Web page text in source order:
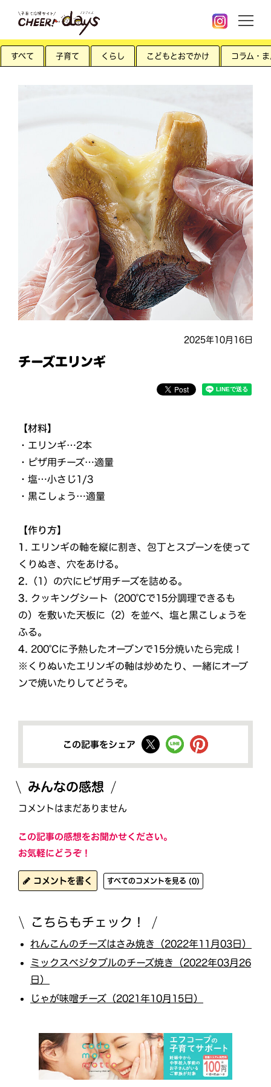
すべて 子育て くらし こどもとおでかけ コラム・
2025年10月16日
チーズエリンギ
【材料】
・エリンギ…2本
・ピザ用チーズ…適量
・塩…小さじ1/3
・黒こしょう…適量
【作り方】
1. エリンギの軸を縦に割き、包丁とスプーンを使って
くりぬき、穴をあける。
2. （1）の穴にピザ用チーズを詰める。
3. クッキングシート（200℃で15分調理できるも
の）を敷いた天板に（2）を並べ、塩と黒こしょうを
ふる。
4. 200℃に予熱したオーブンで15分焼いたら完成！
※くりぬいたエリンギの軸は炒めたり、一緒にオーブ
ンで焼いたりしてどうぞ。
この記事をシェア
みんなの感想
コメントはまだありません
この記事の感想をお聞かせください。
お気軽にどうぞ！
コメントを書く すべてのコメントを見る (0)
こちらもチェック！
れんこんのチーズはさみ焼き（2022年11月03日）
ミックスベジタブルのチーズ焼き（2022年03月26
日）
じゃが味噌チーズ（2021年10月15日）